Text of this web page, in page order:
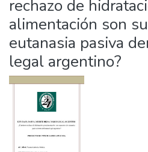
rechazo de
alimentación son
eutanasia pasiva
legal argentino?